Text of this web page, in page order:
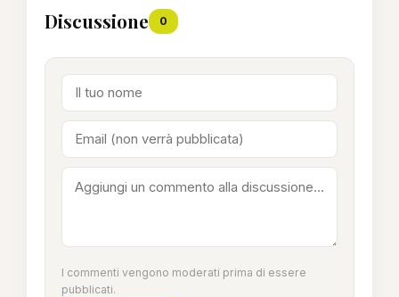
Discussione 0
I commenti vengono moderati prima di essere
pubblicati.